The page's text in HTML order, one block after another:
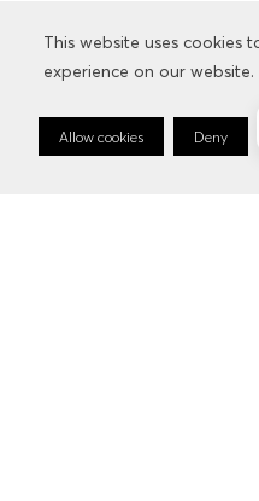
This website uses cookies
experience on our website.
Allow cookies Deny
This website uses cookies
experience on our website.
Allow cookies Deny